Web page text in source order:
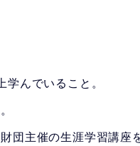
んでいること。
団主催の生涯学習講